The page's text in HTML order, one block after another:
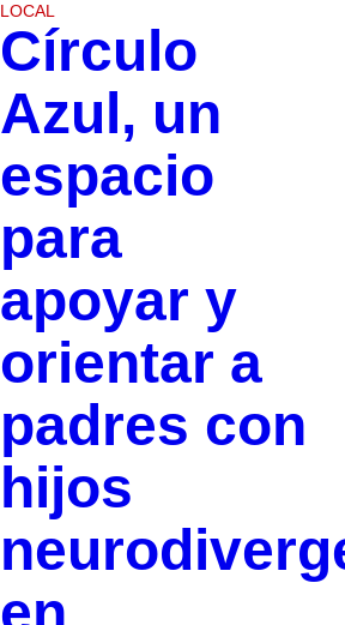
LOCAL
Círculo
Azul, un
espacio
para
apoyar y
orientar a
padres con
hijos